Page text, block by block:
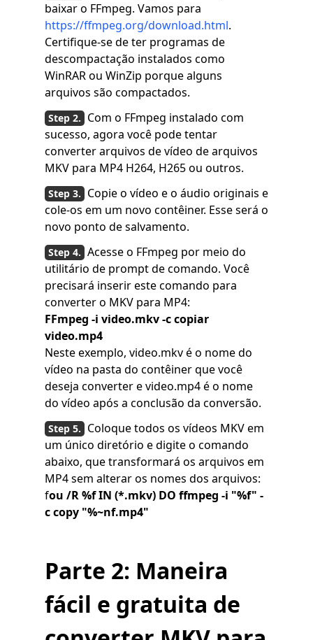
baixar o FFmpeg. Vamos para
https://ffmpeg.org/download.html.
Certifique-se de ter programas de
descompactação instalados como
WinRAR ou WinZip porque alguns
arquivos são compactados.
Com o FFmpeg instalado com
sucesso, agora você pode tentar
converter arquivos de vídeo de arquivos
MKV para MP4 H264, H265 ou outros.
Copie o vídeo e o áudio originais e
cole-os em um novo contêiner. Esse será o
novo ponto de salvamento.
Acesse o FFmpeg por meio do
utilitário de prompt de comando. Você
precisará inserir este comando para
converter o MKV para MP4:
FFmpeg -i video.mkv -c copiar
video.mp4
Neste exemplo, video.mkv é o nome do
vídeo na pasta do contêiner que você
deseja converter e video.mp4 é o nome
do vídeo após a conclusão da conversão.
Coloque todos os vídeos MKV em
um único diretório e digite o comando
abaixo, que transformará os arquivos em
MP4 sem alterar os nomes dos arquivos:
fou /R %f IN (*.mkv) DO ffmpeg -i "%f" -
c copy "%~nf.mp4"
Parte 2: Maneira
fácil e gratuita de